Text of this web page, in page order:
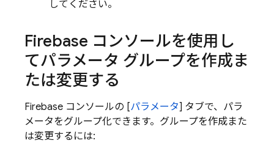
してください。
Firebase コンソールを使用し
てパラメータ グループを作成ま
たは変更する
Firebase コンソールの [パラメータ] タブで、パラ
メータをグループ化できます。グループを作成また
は変更するには: